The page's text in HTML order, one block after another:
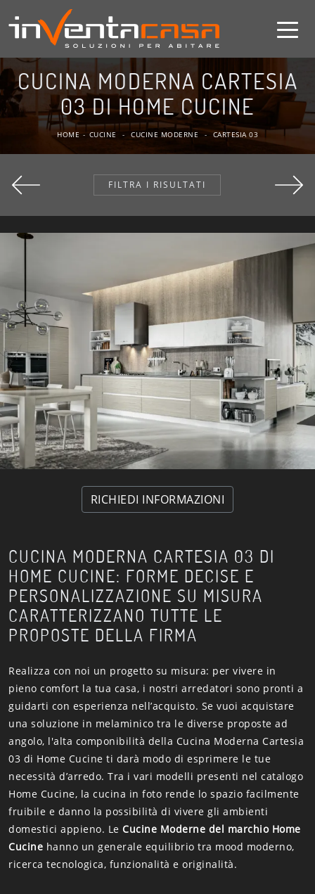
CUCINA MODERNA CARTESIA
03 DI HOME CUCINE
HOME - CUCINE - CUCINE MODERNE - CARTESIA 03
FILTRA I RISULTATI
RICHIEDI INFORMAZIONI
CUCINA MODERNA CARTESIA 03 DI
HOME CUCINE: FORME DECISE E
PERSONALIZZAZIONE SU MISURA
CARATTERIZZANO TUTTE LE
PROPOSTE DELLA FIRMA
Realizza con noi un progetto su misura: per vivere in
pieno comfort la tua casa, i nostri arredatori sono pronti a
guidarti con esperienza nell’acquisto. Se vuoi acquistare
una soluzione in melaminico tra le diverse proposte ad
angolo, l'alta componibilità della Cucina Moderna Cartesia
03 di Home Cucine ti darà modo di esprimere le tue
necessità d’arredo. Tra i vari modelli presenti nel catalogo
Home Cucine, la cucina in foto rende lo spazio facilmente
fruibile e danno la possibilità di vivere gli ambienti
domestici appieno. Le Cucine Moderne del marchio Home
Cucine hanno un generale equilibrio tra mood moderno,
ricerca tecnologica, funzionalità e originalità.